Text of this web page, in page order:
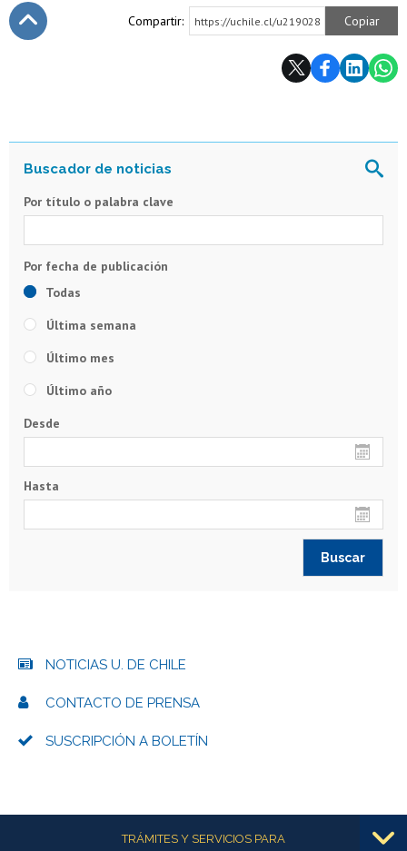
Compartir: https://uchile.cl/u219028 Copiar
Por título o palabra clave
Todas
Última semana
Último mes
Último año
Desde
Hasta
NOTICIAS U. DE CHILE
CONTACTO DE PRENSA
SUSCRIPCIÓN A BOLETÍN
Más informaciónTRÁMITES Y SERVICIOS PARA